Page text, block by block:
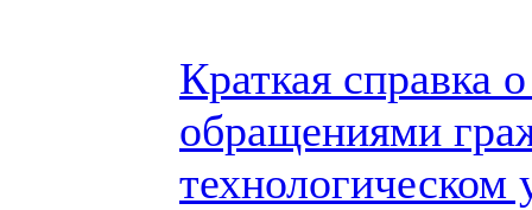
Краткая справка
обращениями
технологическом